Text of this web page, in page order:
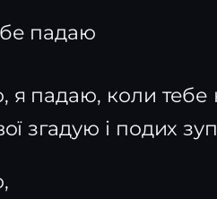
падаю
я падаю, коли тебе
згадую і подих